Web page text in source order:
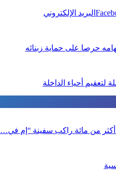
البريد الإلكتروني
حرصا على حماية زبنائه
لتعقيم أحياء الداخلة
أكثر من مائة راكب سفينة “إم في…